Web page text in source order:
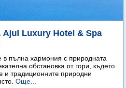
Ajul Luxury Hotel & Spa
в пълна хармония с природната
обстановка от гори, където
и традиционните природни
Още...